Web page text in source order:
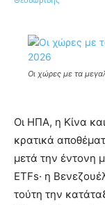
Οι χώρες με τα
Οι ΗΠΑ, η Κίνα
κρατικά
μετά την έντονη
ETFs· η
τούτη την